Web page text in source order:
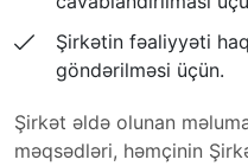
Şirkətin fəaliyyəti
göndərilməsi üçün.
Şirkət əldə olunan
məqsədləri, həmçinin